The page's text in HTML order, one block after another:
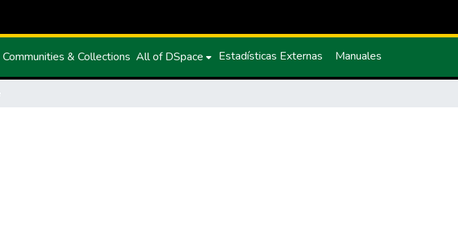
Communities & Collections All of DSpace Estadísticas Externas Manuales